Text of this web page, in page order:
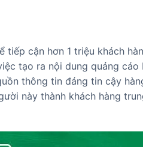
cận hơn 1 triệu khách
tạo ra nội dung quảng cáo
thông tin đáng tin cậy
này thành khách hàng